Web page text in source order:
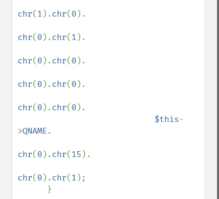
chr(1 ).chr(0 ).
chr(0 ).chr(1 ).
chr(0 ).chr(0 ).
chr(0 ).chr(0 ).
chr(0 ).chr(0 ).
$this-
>QNAME.
chr(0 ).chr(15 ).
chr(0 ).chr(1 );